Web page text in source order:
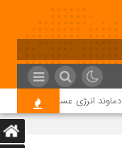
انرژی عسلویه شد